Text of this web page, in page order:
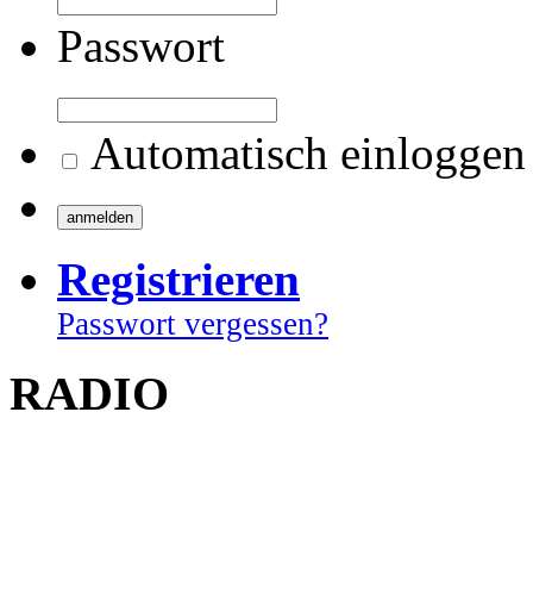
Passwort
Automatisch einloggen
Registrieren
Passwort vergessen?
RADIO